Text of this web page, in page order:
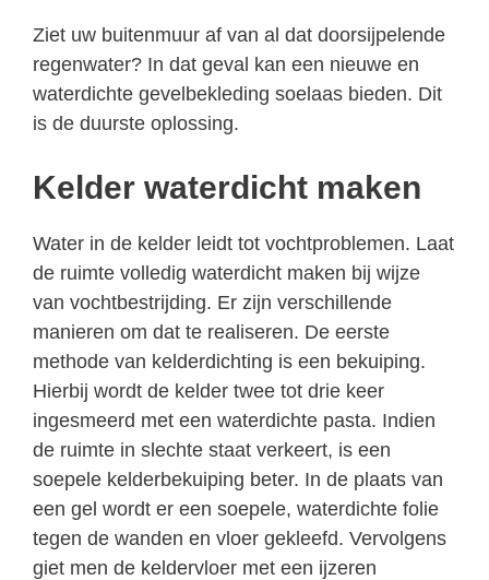
Ziet uw buitenmuur af van al dat doorsijpelende
regenwater? In dat geval kan een nieuwe en
waterdichte gevelbekleding soelaas bieden. Dit
is de duurste oplossing.
Kelder waterdicht maken
Water in de kelder leidt tot vochtproblemen. Laat
de ruimte volledig waterdicht maken bij wijze
van vochtbestrijding. Er zijn verschillende
manieren om dat te realiseren. De eerste
methode van kelderdichting is een bekuiping.
Hierbij wordt de kelder twee tot drie keer
ingesmeerd met een waterdichte pasta. Indien
de ruimte in slechte staat verkeert, is een
soepele kelderbekuiping beter. In de plaats van
een gel wordt er een soepele, waterdichte folie
tegen de wanden en vloer gekleefd. Vervolgens
giet men de keldervloer met een ijzeren